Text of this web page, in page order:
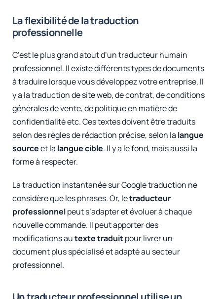
La flexibilité de la traduction
professionnelle
C’est le plus grand atout d’un traducteur humain
professionnel. Il existe différents types de documents
à traduire lorsque vous développez votre entreprise. Il
y a la traduction de site web, de contrat, de conditions
générales de vente, de politique en matière de
confidentialité etc. Ces textes doivent être traduits
selon des règles de rédaction précise, selon la langue
sourceet la langue cible. Il y a le fond, mais aussi la
forme à respecter.
La traduction instantanée sur Google traduction ne
considère que les phrases. Or, letraducteur
professionnelpeut s’adapter et évoluer à chaque
nouvelle commande. Il peut apporter des
modifications autexte traduitpour livrer un
document plus spécialisé et adapté au secteur
professionnel.